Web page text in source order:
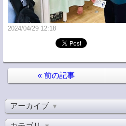
2024/04/29 12:18
« 前の記事
アーカイブ ▼